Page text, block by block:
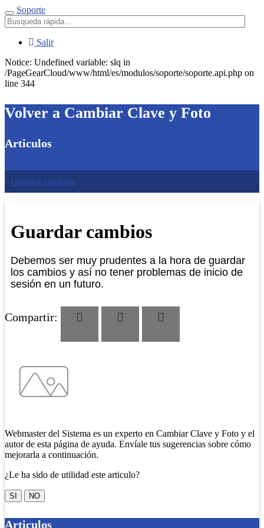
Menú
Soporte
Salir
Notice: Undefined variable: slq in
/PageGearCloud/www/html/es/modulos/soporte/soporte.api.php on
line 344
Volver a Cambiar Clave y Foto
Articulos
Guardar cambios
Guardar cambios
Debemos ser muy prudentes a la hora de guardar
los cambios y así no tener problemas de inicio de
sesión en un futuro.
Compartir:
Webmaster del Sistema es un experto en Cambiar Clave y Foto y el
autor de esta página de ayuda. Envíale tus sugerencias sobre cómo
mejorarla a continuación.
¿Le ha sido de utilidad este articulo?
SI NO
Articulos